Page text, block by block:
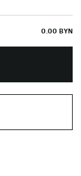
0.00 BYN